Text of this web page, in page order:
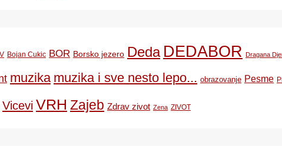
Bojan Cukic BOR Borsko jezero Deda DEDABOR Dragana
muzika muzika i sve nesto lepo... obrazovanje Pesme
Vicevi VRH Zajeb Zdrav zivot Zena ZIVOT